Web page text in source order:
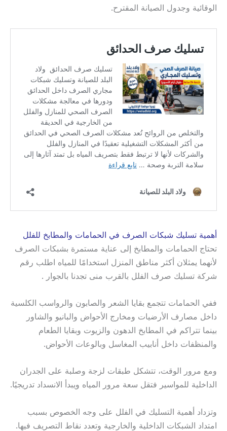
الوقائية وجدول الصيانة المقترح.
أهمية تسليك شبكات الصرف في الحمامات والمطابخ للفلل
تحتاج الحمامات والمطابخ إلى عناية مستمرة بشبكات الصرف
لأنهما يمثلان أكثر مناطق المنزل استخدامًا للمياه اطلب رقم
شركة تسليك صرف الفلل بالقرب منى تجدنا بالجوار .
ففي الحمامات تتجمع بقايا الشعر والصابون والرواسب الكلسية
داخل مصارف الأرضيات ومخارج الأحواض والبانيو والشاور
بينما تتراكم في المطابخ الدهون والزيوت وبقايا الطعام
والمنظفات داخل أنابيب المغاسل وبالوعات الأحواض.
ومع مرور الوقت، تتشكل طبقات لزجة وصلبة على الجدران
الداخلية للمواسير فتقل سعة مرور المياه ويبدأ الانسداد تدريجيًا.
وتزداد أهمية التسليك في الفلل على وجه الخصوص بسبب
امتداد الشبكات الداخلية والخارجية وتعدد نقاط التصريف فيها.